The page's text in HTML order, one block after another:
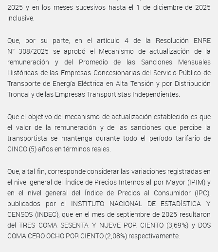
2025 y en los meses sucesivos hasta el 1 de diciembre de 2025
inclusive.
Que, por su parte, en el artículo 4 de la Resolución ENRE
N° 308/2025 se aprobó el Mecanismo de actualización de la
remuneración y del Promedio de las Sanciones Mensuales
Históricas de las Empresas Concesionarias del Servicio Público de
Transporte de Energía Eléctrica en Alta Tensión y por Distribución
Troncal y de las Empresas Transportistas Independientes.
Que el objetivo del mecanismo de actualización establecido es que
el valor de la remuneración y de las sanciones que percibe la
transportista se mantenga durante todo el período tarifario de
CINCO (5) años en términos reales.
Que, a tal fin, corresponde considerar las variaciones registradas en
el nivel general del Índice de Precios Internos al por Mayor (IPIM) y
en el nivel general del Índice de Precios al Consumidor (IPC),
publicados por el INSTITUTO NACIONAL DE ESTADÍSTICA Y
CENSOS (INDEC), que en el mes de septiembre de 2025 resultaron
del TRES COMA SESENTA Y NUEVE POR CIENTO (3,69%) y DOS
COMA CERO OCHO POR CIENTO (2,08%) respectivamente.